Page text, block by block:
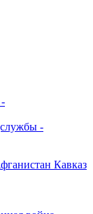
-
Кавказ